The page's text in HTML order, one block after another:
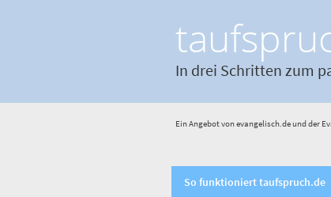
In drei Schritten zum
Ein Angebot von evangelisch.de und der
So funktioniert taufspruch.de